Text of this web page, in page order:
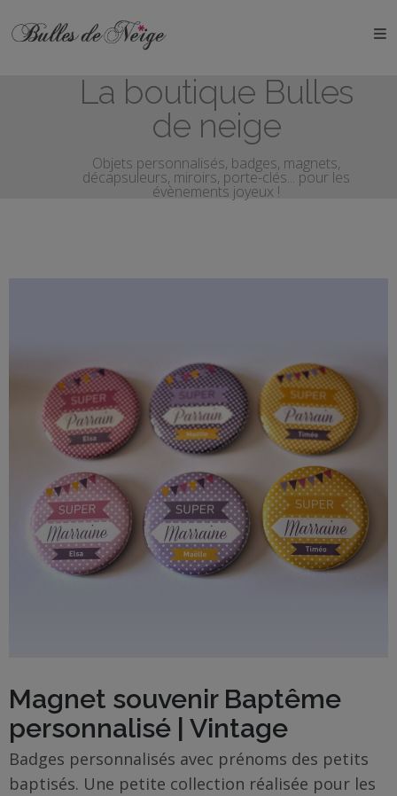
La boutique Bulles
de neige
Objets personnalisés, badges, magnets,
décapsuleurs, miroirs, porte-clés... pour les
évènements joyeux !
Magnet souvenir Baptême
personnalisé | Vintage
Badges personnalisés avec prénoms des petits
baptisés. Une petite collection réalisée pour les
ÉVÉNEMENTS
Anniversaires
Communions
OBJETS
BOUTIQUE
Objets
personnalisés
Annonce
Grossesse
Maîtresses
/ Nounou /
Crèche